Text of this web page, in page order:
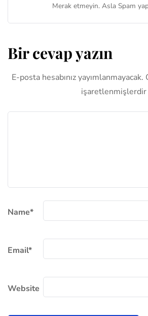
Merak etmeyin. Asla Spam
Bir cevap yazın
E-posta hesabınız yayımlanmayacak.
işaretlenmişlerdir
Name*
Email*
Website